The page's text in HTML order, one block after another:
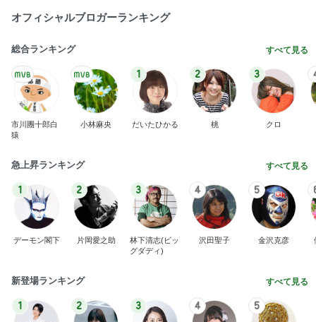
オフィシャルブロガーランキング
総合ランキング すべて見る
市川團十郎白
猿
小林麻央
1
だいたひかる
2
桃
3
クロ
急上昇ランキング すべて見る
1
デーモン閣下
2
片岡愛之助
3
林下清志(ビッ
グダディ)
4
沢田聖子
5
金沢克彦
新登場ランキング すべて見る
1 2 3 4 5